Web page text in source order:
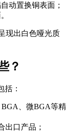
动置换铜表面；
现出白色哑光质
？
括：
BGA、微BGA等精
出口产品；